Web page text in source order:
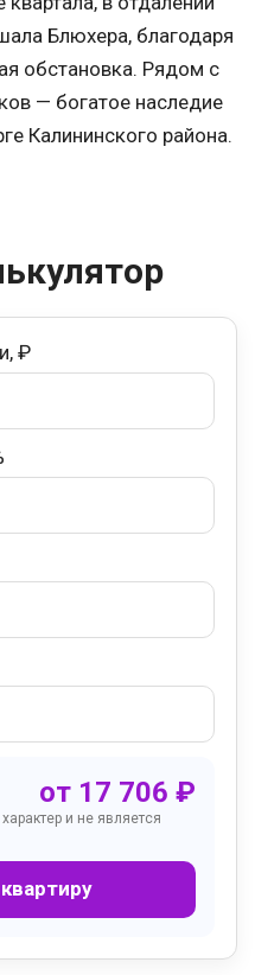
Блюхера, благодаря
обстановка. Рядом с
— богатое наследие
Калининского района.
₽
от 17 706 ₽
и не является